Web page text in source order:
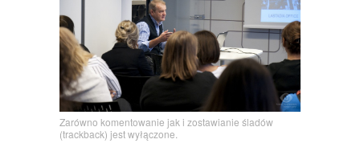
Zarówno komentowanie jak i zostawianie śladów
(trackback) jest wyłączone.